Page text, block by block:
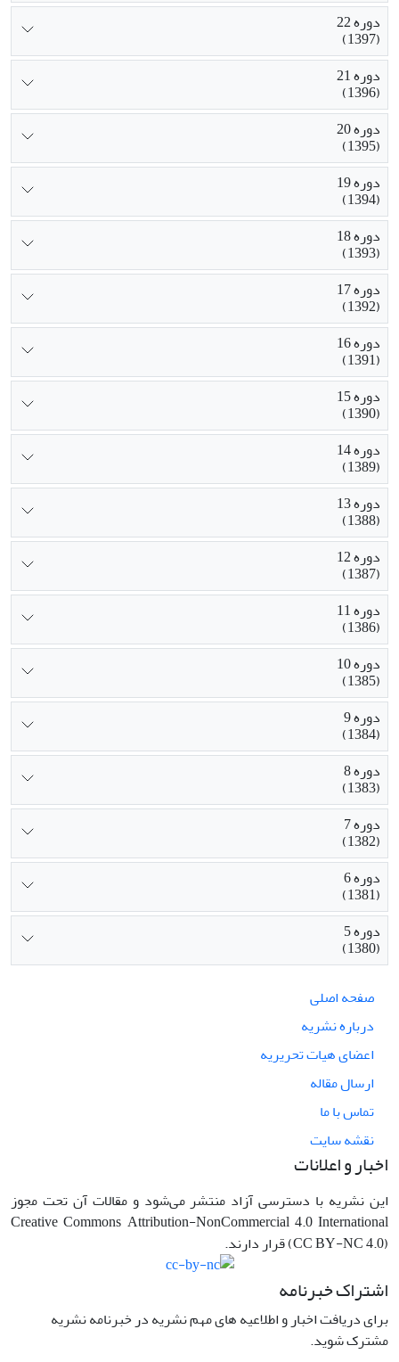
دوره 22
(1397)
دوره 21
(1396)
دوره 20
(1395)
دوره 19
(1394)
دوره 18
(1393)
دوره 17
(1392)
دوره 16
(1391)
دوره 15
(1390)
دوره 14
(1389)
دوره 13
(1388)
دوره 12
(1387)
دوره 11
(1386)
دوره 10
(1385)
دوره 9
(1384)
دوره 8
(1383)
دوره 7
(1382)
دوره 6
(1381)
دوره 5
(1380)
صفحه اصلی
درباره نشریه
اعضای هیات تحریریه
ارسال مقاله
تماس با ما
نقشه سایت
اخبار و اعلانات
این نشریه با دسترسی آزاد منتشر می‌شود و مقالات آن تحت مجوز
Creative Commons Attribution-NonCommercial 4.0 International
(CC BY-NC 4.0) قرار دارند.
اشتراک خبرنامه
برای دریافت اخبار و اطلاعیه های مهم نشریه در خبرنامه نشریه
مشترک شوید.